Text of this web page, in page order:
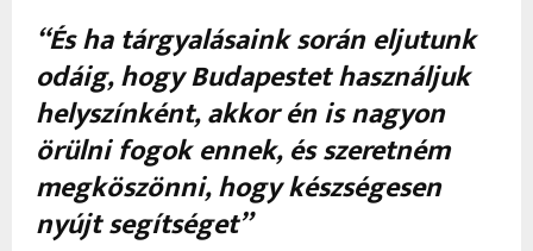
“És ha tárgyalásaink során eljutunk
odáig, hogy Budapestet használjuk
helyszínként, akkor én is nagyon
örülni fogok ennek, és szeretném
megköszönni, hogy készségesen
nyújt segítséget”